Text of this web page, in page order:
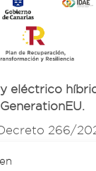
eléctrico
266/
MOVES